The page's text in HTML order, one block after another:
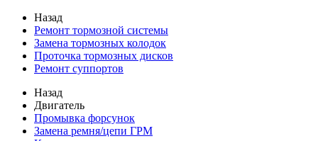
Назад
Ремонт тормозной системы
Замена тормозных колодок
Проточка тормозных дисков
Ремонт суппортов
Назад
Двигатель
Промывка форсунок
Замена ремня/цепи ГРМ